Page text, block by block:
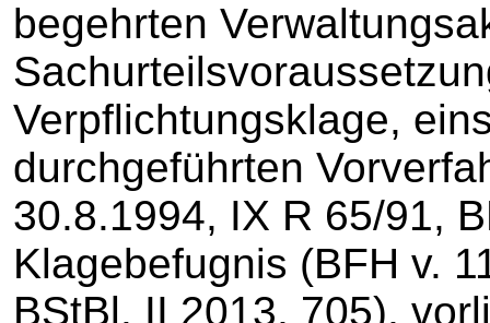
begehrten
Verpflichtungsklage,
durchgeführten
30.8.1994, IX R 65/91,
Klagebefugnis (BFH v.
BStBl. II 2013, 705),